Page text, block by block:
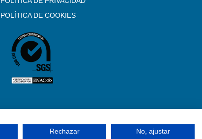
POLÍTICA DE COOKIES
Rechazar No, ajustar